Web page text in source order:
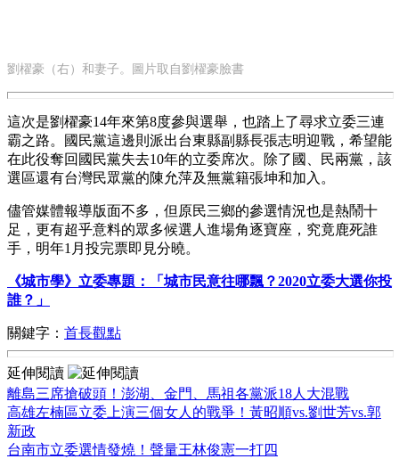
劉櫂豪（右）和妻子。圖片取自劉櫂豪臉書
這次是劉櫂豪14年來第8度參與選舉，也踏上了尋求立委三連
霸之路。國民黨這邊則派出台東縣副縣長張志明迎戰，希望能
在此役奪回國民黨失去10年的立委席次。除了國、民兩黨，該
選區還有台灣民眾黨的陳允萍及無黨籍張坤和加入。
儘管媒體報導版面不多，但原民三鄉的參選情況也是熱鬧十
足，更有超乎意料的眾多候選人進場角逐寶座，究竟鹿死誰
手，明年1月投完票即見分曉。
《城市學》立委專題：「城市民意往哪飄？2020立委大選你投
誰？」
關鍵字： 首長觀點
延伸閱讀
離島三席搶破頭！澎湖、金門、馬祖各黨派18人大混戰
高雄左楠區立委上演三個女人的戰爭！黃昭順vs.劉世芳vs.郭
新政
台南市立委選情發燒！聲量王林俊憲一打四